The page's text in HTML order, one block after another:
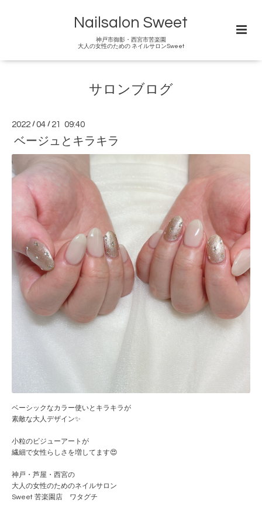
Nailsalon Sweet
神戸市御影・西宮市苦楽園
大人の女性のための ネイルサロンSweet
サロンブログ
2022 /04 / 21 09:40
ベージュとキラキラ
ベーシックなカラー使いとキラキラが
素敵な大人デザイン✨
小粒のビジューアートが
繊細で女性らしさを増してます😍
神戸・芦屋・西宮の
大人の女性のためのネイルサロン
Sweet 苦楽園店 ワタグチ